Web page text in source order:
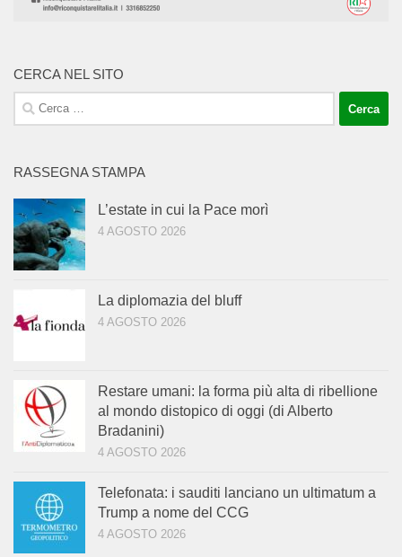
CERCA NEL SITO
Ricerca
per:
RASSEGNA STAMPA
L’estate in cui la Pace morì
4 AGOSTO 2026
La diplomazia del bluff
4 AGOSTO 2026
Restare umani: la forma più alta di ribellione
al mondo distopico di oggi (di Alberto
Bradanini)
4 AGOSTO 2026
Telefonata: i sauditi lanciano un ultimatum a
Trump a nome del CCG
4 AGOSTO 2026